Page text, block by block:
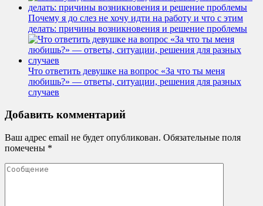
Почему я до слез не хочу идти на работу и что с этим
делать: причины возникновения и решение проблемы
Что ответить девушке на вопрос «За что ты меня
любишь?» — ответы, ситуации, решения для разных
случаев
Добавить комментарий
Ваш адрес email не будет опубликован. Обязательные поля
помечены *